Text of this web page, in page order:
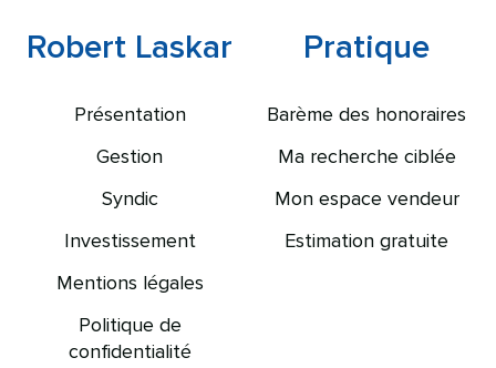
Robert Laskar
Présentation
Gestion
Syndic
Investissement
Mentions légales
Politique de
confidentialité
Pratique
Barème des honoraires
Ma recherche ciblée
Mon espace vendeur
Estimation gratuite